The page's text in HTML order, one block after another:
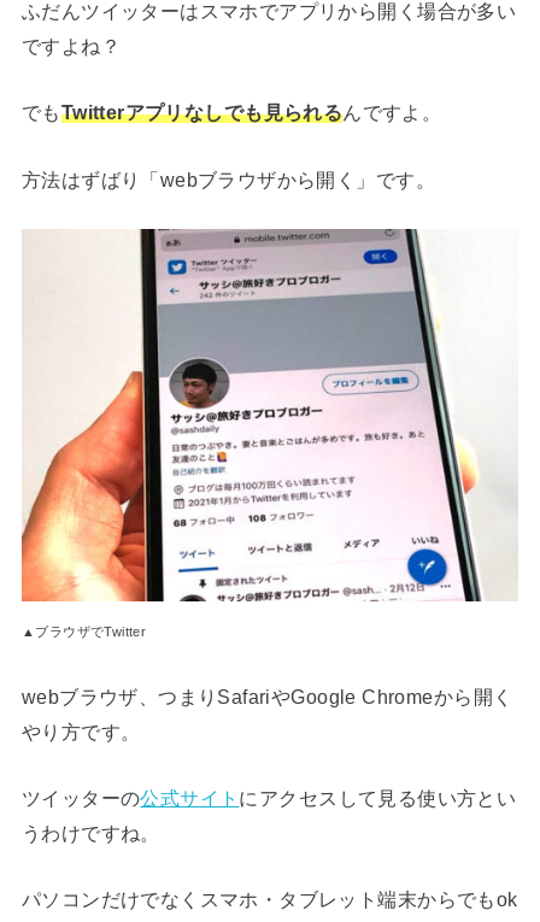
ふだんツイッターはスマホでアプリから開く場合が多い
ですよね？
でもTwitterアプリなしでも見られるんですよ。
方法はずばり「webブラウザから開く」です。
▲ブラウザでTwitter
webブラウザ、つまりSafariやGoogle Chromeから開く
やり方です。
ツイッターの公式サイト にアクセスして見る使い方とい
うわけですね。
パソコンだけでなくスマホ・タブレット端末からでもok